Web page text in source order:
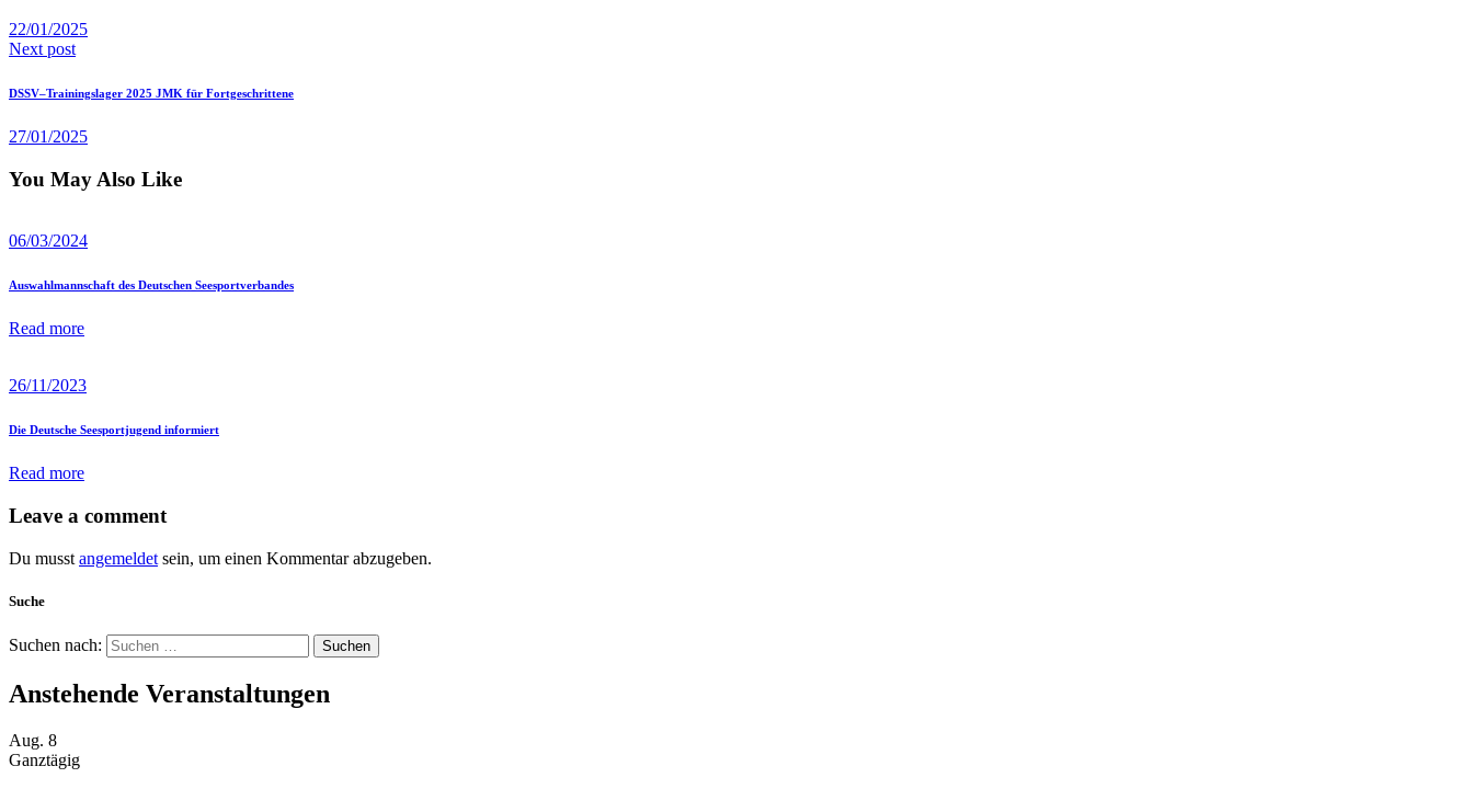
22/01/2025
Next post
DSSV–Trainingslager 2025 JMK für Fortgeschrittene
27/01/2025
You May Also Like
06/03/2024
Auswahlmannschaft des Deutschen Seesportverbandes
Read more
26/11/2023
Die Deutsche Seesportjugend informiert
Read more
Leave a comment
Du musst angemeldet sein, um einen Kommentar abzugeben.
Suche
Suchen nach:
Anstehende Veranstaltungen
Aug. 8
Ganztägig